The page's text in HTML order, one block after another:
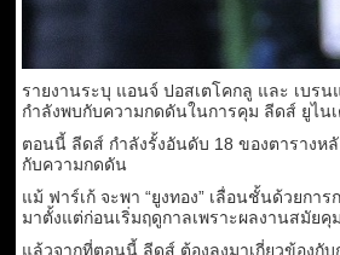
รายงานระบุ แอนจ์ ปอสเตโคกลู และ เบร
กำลังพบกับความกดดันในการคุม ลีดส์ ยูไน
ตอนนี้ ลีดส์ กำลังรั้งอันดับ 18 ของตารางห
กับความกดดัน
แม้ ฟาร์เก้ จะพา “ยูงทอง” เลื่อนชั้นด้วยก
มาตั้งแต่ก่อนเริ่มฤดูกาลเพราะผลงานสมัย
แล้วจากที่ตอนนี้ ลีดส์ ต้องลงมาเกี่ยวข้อง